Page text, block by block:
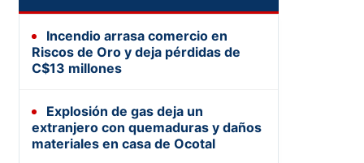
Incendio arrasa comercio en
Riscos de Oro y deja pérdidas de
C$13 millones
Explosión de gas deja un
extranjero con quemaduras y daños
materiales en casa de Ocotal